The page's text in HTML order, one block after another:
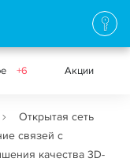
+6 Акции
Открытая сеть
связей с
качества 3D-